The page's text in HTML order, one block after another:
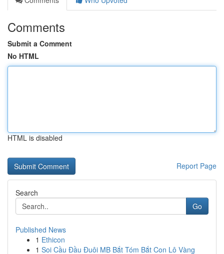
Comments
Submit a Comment
No HTML
HTML is disabled
Report Page
Search
Go
Published News
1 Ethicon
1 Soi Cầu Đầu Đuôi MB Bắt Tóm Bắt Con Lô Vàng